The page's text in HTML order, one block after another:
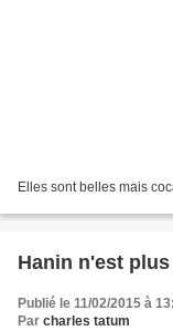
Elles sont belles mais
Hanin n'est plus
Publié le 11/02/2015 à
Par charles tatum